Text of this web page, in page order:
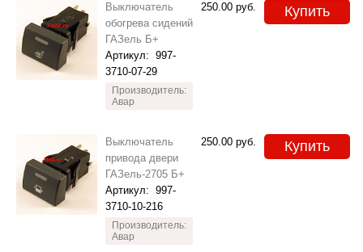
Выключатель
обогрева сидений
ГАЗель Б+
Артикул: 997-
3710-07-29
Производитель:
Авар
250.00 руб. Купить
Выключатель
привода двери
ГАЗель-2705 Б+
Артикул: 997-
3710-10-216
Производитель:
Авар
250.00 руб. Купить